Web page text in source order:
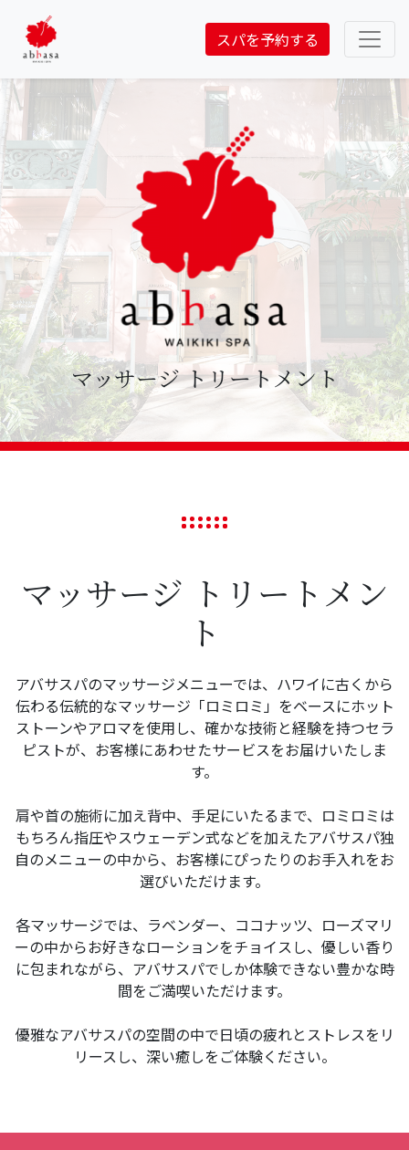
スパを予約する
マッサージ トリートメント
マッサージ トリートメン
ト
アバサスパのマッサージメニューでは、ハワイに古くから
伝わる伝統的なマッサージ「ロミロミ」をベースにホット
ストーンやアロマを使用し、確かな技術と経験を持つセラ
ピストが、お客様にあわせたサービスをお届けいたしま
す。
肩や首の施術に加え背中、手足にいたるまで、ロミロミは
もちろん指圧やスウェーデン式などを加えたアバサスパ独
自のメニューの中から、お客様にぴったりのお手入れをお
選びいただけます。
各マッサージでは、ラベンダー、ココナッツ、ローズマリ
ーの中からお好きなローションをチョイスし、優しい香り
に包まれながら、アバサスパでしか体験できない豊かな時
間をご満喫いただけます。
優雅なアバサスパの空間の中で日頃の疲れとストレスをリ
リースし、深い癒しをご体験ください。